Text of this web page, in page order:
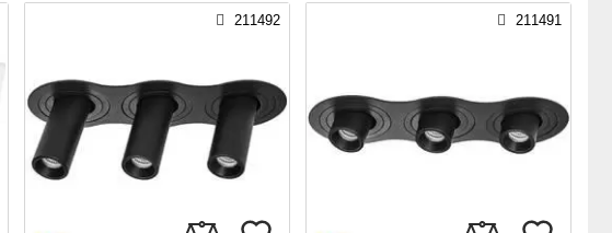
211492 211491